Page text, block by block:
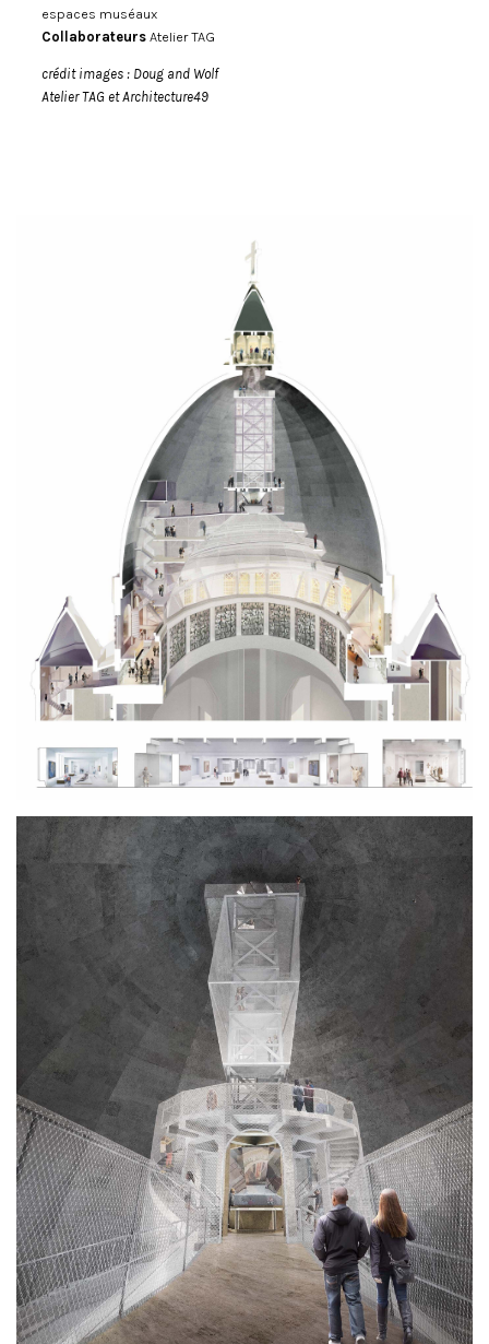
espaces muséaux
CollaborateursAtelier TAG
crédit images : Doug and Wolf
Atelier TAG et Architecture49